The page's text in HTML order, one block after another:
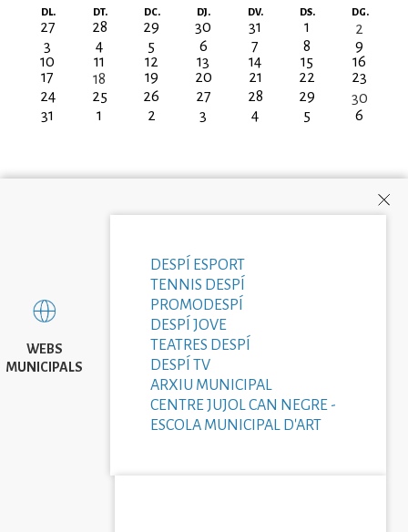
Paginació
DL. DT. DC. DJ. DV. DS. DG.
27 28 29 30 31 1
2
3
4 5 6 7 8
9
10
11 12 13 14 15
16
17
18 19 20 21 22
23
24
25 26 27 28 29
30
31
1 2 3 4 5 6
WEBS
MUNICIPALS
DESPÍ ESPORT
TENNIS DESPÍ
PROMODESPÍ
DESPÍ JOVE
TEATRES DESPÍ
DESPÍ TV
ARXIU MUNICIPAL
CENTRE JUJOL CAN NEGRE -
ESCOLA MUNICIPAL D'ART